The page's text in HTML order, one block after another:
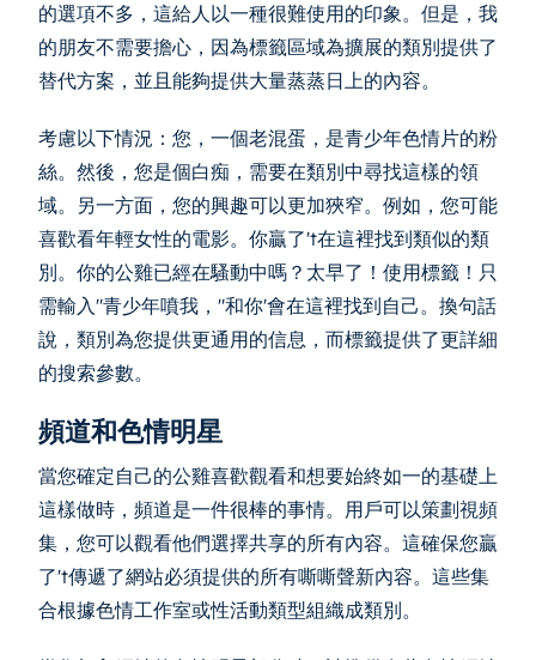
的選項不多，這給人以一種很難使用的印象。但是，我
的朋友不需要擔心，因為標籤區域為擴展的類別提供了
替代方案，並且能夠提供大量蒸蒸日上的內容。
考慮以下情況：您，一個老混蛋，是青少年色情片的粉
絲。然後，您是個白痴，需要在類別中尋找這樣的領
域。另一方面，您的興趣可以更加狹窄。例如，您可能
喜歡看年輕女性的電影。你贏了't在這裡找到類似的類
別。你的公雞已經在騷動中嗎？太早了！使用標籤！只
需輸入"青少年噴我，"和你'會在這裡找到自己。換句話
說，類別為您提供更通用的信息，而標籤提供了更詳細
的搜索參數。
頻道和色情明星
當您確定自己的公雞喜歡觀看和想要始終如一的基礎上
這樣做時，頻道是一件很棒的事情。用戶可以策劃視頻
集，您可以觀看他們選擇共享的所有內容。這確保您贏
了't傳遞了網站必須提供的所有嘶嘶聲新內容。這些集
合根據色情工作室或性活動類型組織成類別。